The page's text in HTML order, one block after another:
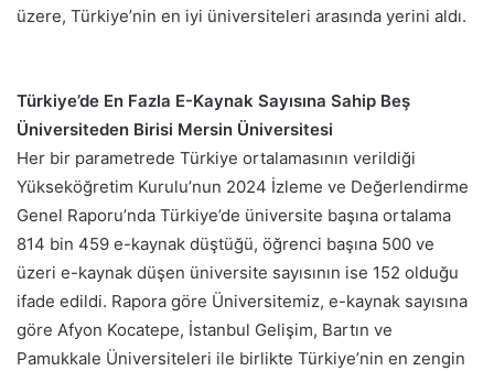
üzere, Türkiye’nin en iyi üniversiteleri arasında yerini aldı.
Türkiye’de En Fazla E-Kaynak Sayısına Sahip Beş
Üniversiteden Birisi Mersin Üniversitesi
Her bir parametrede Türkiye ortalamasının verildiği
Yükseköğretim Kurulu’nun 2024 İzleme ve Değerlendirme
Genel Raporu’nda Türkiye’de üniversite başına ortalama
814 bin 459 e-kaynak düştüğü, öğrenci başına 500 ve
üzeri e-kaynak düşen üniversite sayısının ise 152 olduğu
ifade edildi. Rapora göre Üniversitemiz, e-kaynak sayısına
göre Afyon Kocatepe, İstanbul Gelişim, Bartın ve
Pamukkale Üniversiteleri ile birlikte Türkiye’nin en zengin